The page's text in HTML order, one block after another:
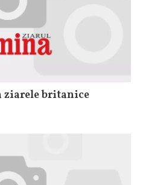
ziarele britanice